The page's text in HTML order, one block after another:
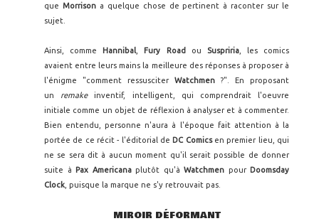
que Morrisona quelque chose de pertinent à raconter sur le
sujet.
Ainsi, comme Hannibal Fury Road ou Suspriria, les comics
avaient entre leurs mains la meilleure des réponses à proposer à
l'énigme "comment ressusciter Watchmen ?". En proposant
un remakeinventif, intelligent, qui comprendrait l'oeuvre
initiale comme un objet de réflexion à analyser et à commenter.
Bien entendu, personne n'aura à l'époque fait attention à la
portée de ce récit - l'éditorial de DC Comicsen premier lieu, qui
ne se sera dit à aucun moment qu'il serait possible de donner
suite à Pax Americanaplutôt qu'à Watchmen pour Doomsday
Clock , puisque la marque ne s'y retrouvait pas.
MIROIR DÉFORMANT